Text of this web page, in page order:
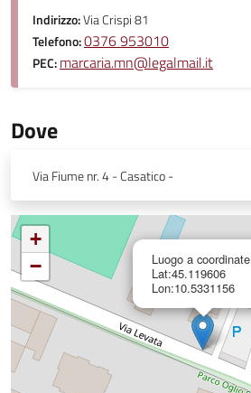
Indirizzo:Via Crispi 81
Telefono:0376 953010
PEC:marcaria.mn@legalmail.it
Dove
Via Fiume nr. 4 - Casatico -
Luogo a coordinate
Lat:45.119606
Lon:10.5331156
+
−